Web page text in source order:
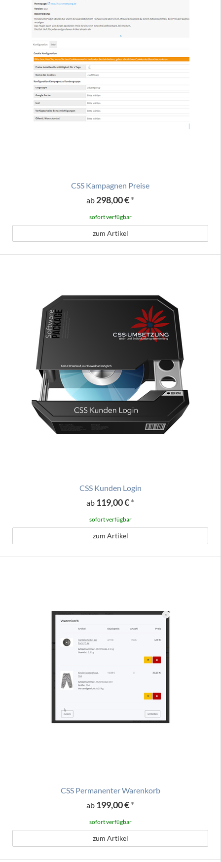
CSS Kampagnen Preise
ab 298,00 €*
sofort verfügbar
zum Artikel
CSS Kunden Login
ab 119,00 €*
sofort verfügbar
zum Artikel
CSS Permanenter Warenkorb
ab 199,00 €*
sofort verfügbar
zum Artikel